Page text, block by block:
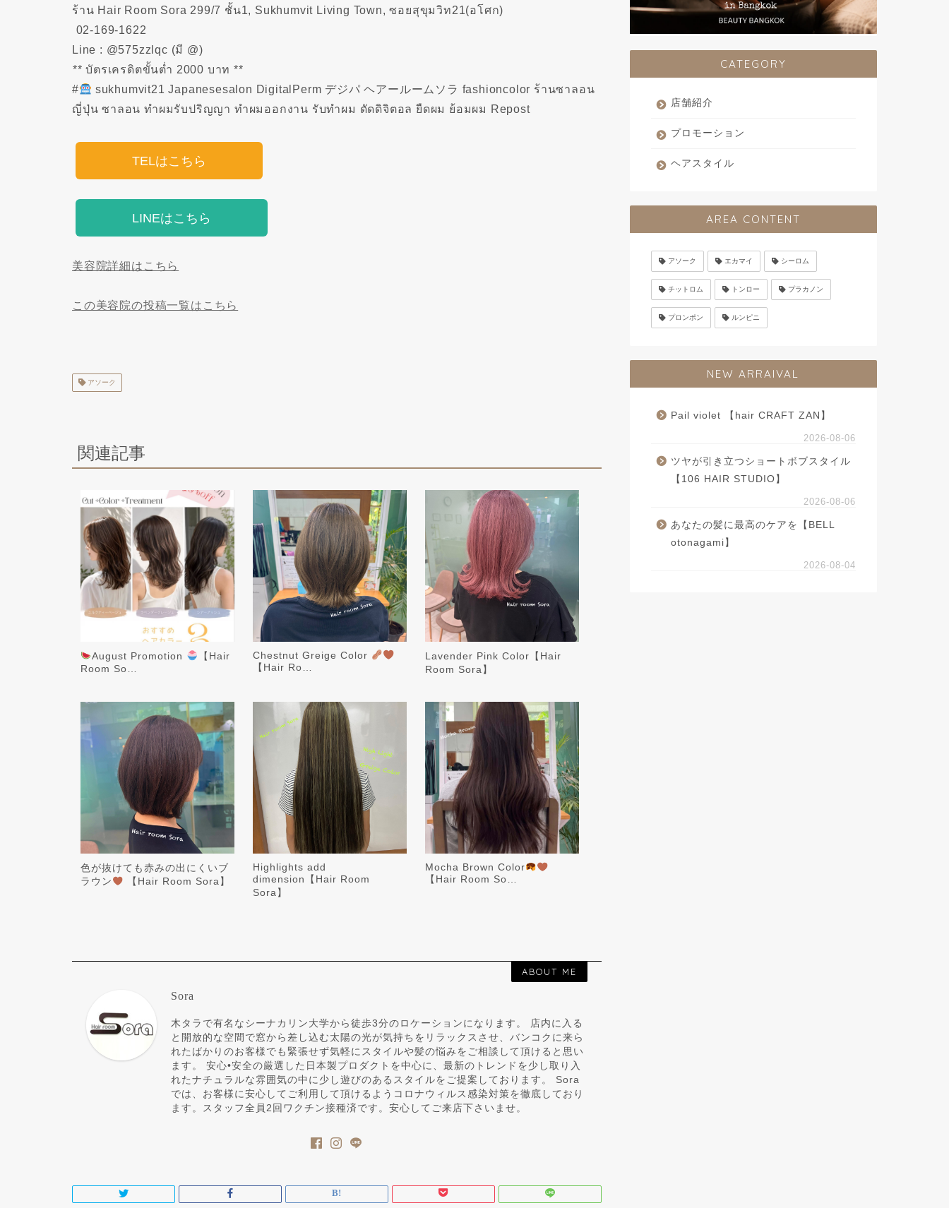
ร้าน Hair Room Sora 299/7 ชั้น1, Sukhumvit Living Town, ซอยสุขุมวิท21(อโศก)
️ 02-169-1622
Line : @575zzlqc (มี @)
️** บัตรเครดิตขั้นต่ำ 2000 บาท **
#
sukhumvit21 Japanesesalon DigitalPerm デジパ ヘアールームソラ fashioncolor ร้านซาลอน
ญี่ปุ่น ซาลอน ทำผมรับปริญญา ทำผมออกงาน รับทำผม ดัดดิจิตอล ยืดผม ย้อมผม Repost
TELはこちら
LINEはこちら
美容院詳細はこちら
この美容院の投稿一覧はこちら
アソーク
関連記事
August Promotion
【Hair
Room So…
Chestnut Greige Color
【Hair Ro…
Lavender Pink Color【Hair
Room Sora】
色が抜けても赤みの出にくいブ
ラウン
【Hair Room Sora】
Highlights add
dimension【Hair Room
Sora】
Mocha Brown Color
【Hair Room So…
ABOUT ME
Sora
木タラで有名なシーナカリン大学から徒歩3分のロケーションになります。 店内に入る
と開放的な空間で窓から差し込む太陽の光が気持ちをリラックスさせ、バンコクに来ら
れたばかりのお客様でも緊張せず気軽にスタイルや髪の悩みをご相談して頂けると思い
ます。 安心•安全の厳選した日本製プロダクトを中心に、最新のトレンドを少し取り入
れたナチュラルな雰囲気の中に少し遊びのあるスタイルをご提案しております。 Sora
では、お客様に安心してご利用して頂けるようコロナウィルス感染対策を徹底しており
ます。スタッフ全員2回ワクチン接種済です。安心してご来店下さいませ。
CATEGORY
店舗紹介
プロモーション
ヘアスタイル
AREA CONTENT
アソーク エカマイ シーロム
チットロム トンロー プラカノン
プロンポン ルンピニ
NEW ARRAIVAL
Pail violet 【hair CRAFT ZAN】
2026-08-06
ツヤが引き立つショートボブスタイル
【106 HAIR STUDIO】
2026-08-06
あなたの髪に最高のケアを【BELL
otonagami】
2026-08-04